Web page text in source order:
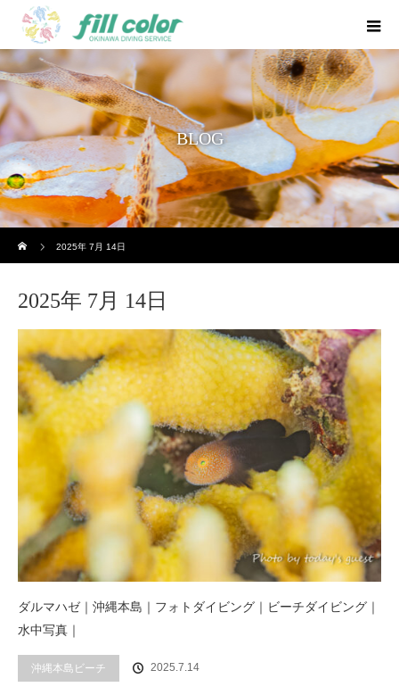
BLOG
2025年 7月 14日
2025年 7月 14日
ダルマハゼ｜沖縄本島｜フォトダイビング｜ビーチダイビング｜
水中写真｜
沖縄本島ビーチ 2025.7.14